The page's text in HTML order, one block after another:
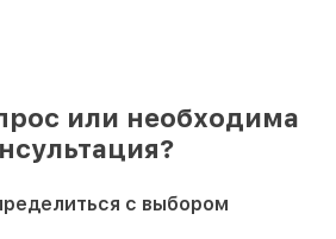
или необходима
с выбором